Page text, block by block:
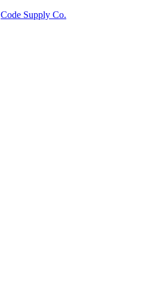
Code Supply Co.